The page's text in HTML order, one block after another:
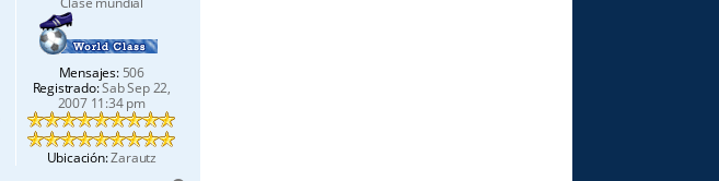
Mensajes:506
Registrado:Sab Sep 22,
2007 11:34 pm
Ubicación:Zarautz